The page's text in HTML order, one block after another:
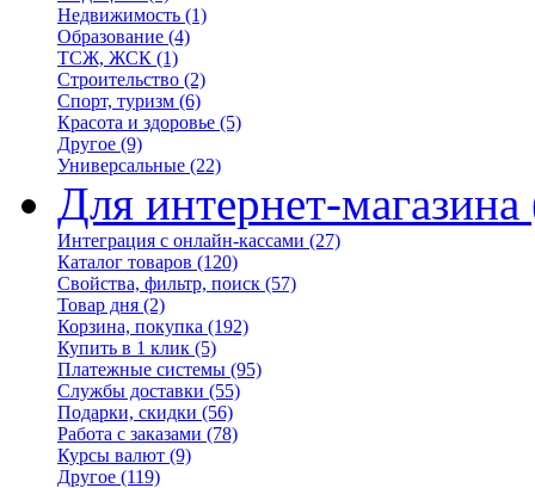
Недвижимость (1)
Образование (4)
ТСЖ, ЖСК (1)
Строительство (2)
Спорт, туризм (6)
Красота и здоровье (5)
Другое (9)
Универсальные (22)
Для интернет-магазина
Интеграция с онлайн-кассами (27)
Каталог товаров (120)
Свойства, фильтр, поиск (57)
Товар дня (2)
Корзина, покупка (192)
Купить в 1 клик (5)
Платежные системы (95)
Службы доставки (55)
Подарки, скидки (56)
Работа с заказами (78)
Курсы валют (9)
Другое (119)